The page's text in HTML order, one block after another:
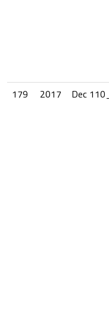
179
2017 Dec